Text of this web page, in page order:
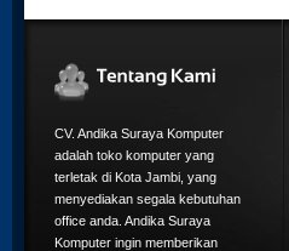
CV. Andika Suraya Komputer
adalah toko komputer yang
terletak di Kota Jambi, yang
menyediakan segala kebutuhan
office anda. Andika Suraya
Komputer ingin memberikan